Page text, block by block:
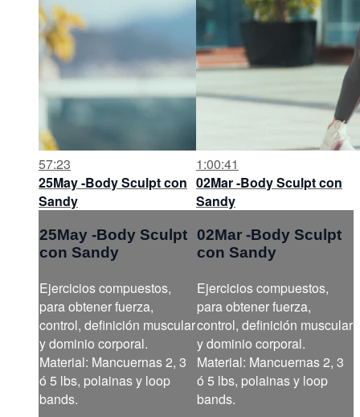
57:23
25May -Body Sculpt con
Sandy
25May -Body Sculpt
con Sandy
Ejercicios compuestos,
para obtener fuerza,
control, definición muscular
y dominio corporal.
Material: Mancuernas 2, 3
ó 5 lbs, polainas y loop
bands.
1:00:41
02Mar -Body Sculpt con
Sandy
02Mar -Body Sculpt
con Sandy
Ejercicios compuestos,
para obtener fuerza,
control, definición muscular
y dominio corporal.
Material: Mancuernas 2, 3
ó 5 lbs, polainas y loop
bands.